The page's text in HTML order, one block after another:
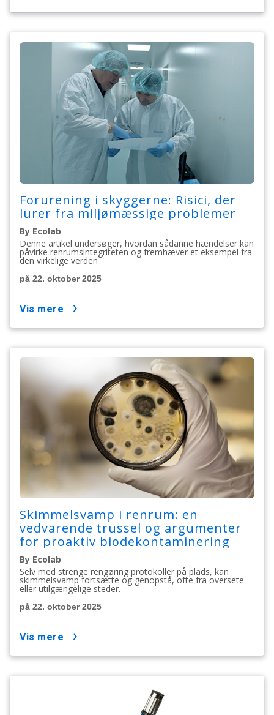
Forurening i skyggerne: Risici, der
lurer fra miljømæssige problemer
By Ecolab
Denne artikel undersøger, hvordan sådanne hændelser kan
påvirke renrumsintegriteten og fremhæver et eksempel fra
den virkelige verden
på 22. oktober 2025
vis mere
Skimmelsvamp i renrum: en
vedvarende trussel og argumenter
for proaktiv biodekontaminering
By Ecolab
Selv med strenge rengøring protokoller på plads, kan
skimmelsvamp fortsætte og genopstå, ofte fra oversete
eller utilgængelige steder.
på 22. oktober 2025
vis mere